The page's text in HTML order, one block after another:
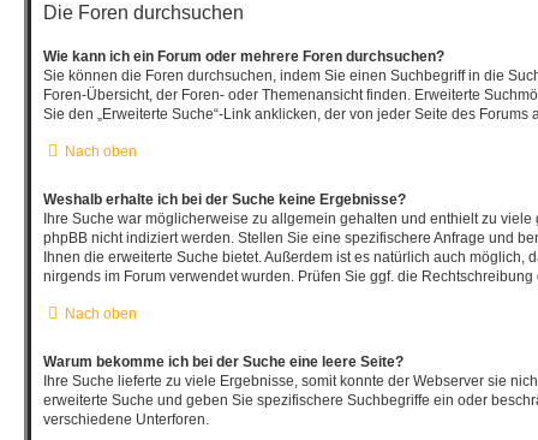
Die Foren durchsuchen
Wie kann ich ein Forum oder mehrere Foren durchsuchen?
Sie können die Foren durchsuchen, indem Sie einen Suchbegriff in die
Foren-Übersicht, der Foren- oder Themenansicht finden. Erweiterte
Sie den „Erweiterte Suche“-Link anklicken, der von jeder Seite des Forums
Nach oben
Weshalb erhalte ich bei der Suche keine Ergebnisse?
Ihre Suche war möglicherweise zu allgemein gehalten und enthielt zu viele
phpBB nicht indiziert werden. Stellen Sie eine spezifischere Anfrage und
Ihnen die erweiterte Suche bietet. Außerdem ist es natürlich auch möglich,
nirgends im Forum verwendet wurden. Prüfen Sie ggf. die Rechtschreibung
Nach oben
Warum bekomme ich bei der Suche eine leere Seite?
Ihre Suche lieferte zu viele Ergebnisse, somit konnte der Webserver sie
erweiterte Suche und geben Sie spezifischere Suchbegriffe ein oder
verschiedene Unterforen.